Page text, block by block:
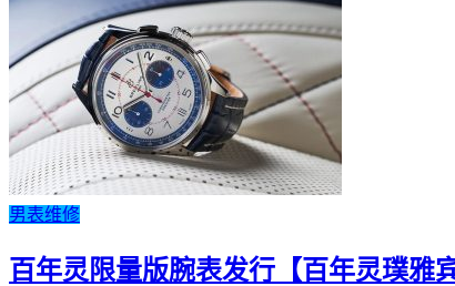
男表维修
百年灵限量版腕表发行【百年灵璞雅